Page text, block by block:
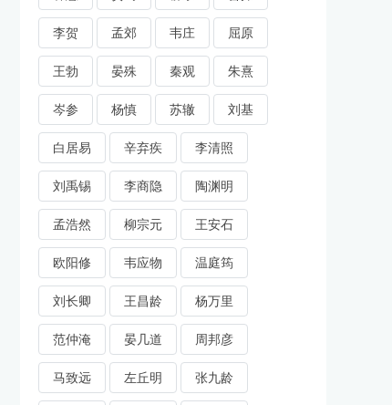
李贺 孟郊 韦庄 屈原
王勃 晏殊 秦观 朱熹
岑参 杨慎 苏辙 刘基
白居易 辛弃疾 李清照
刘禹锡 李商隐 陶渊明
孟浩然 柳宗元 王安石
欧阳修 韦应物 温庭筠
刘长卿 王昌龄 杨万里
范仲淹 晏几道 周邦彦
马致远 左丘明 张九龄